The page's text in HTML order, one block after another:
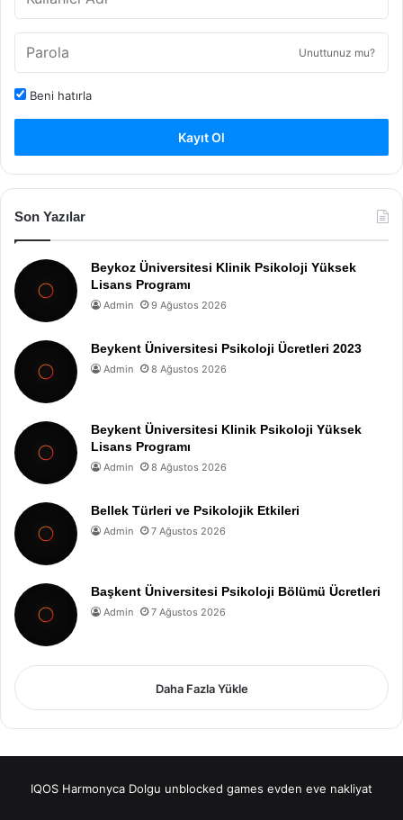
Unuttunuz mu?
Beni hatırla
Kayıt Ol
Son Yazılar
Beykoz Üniversitesi Klinik Psikoloji Yüksek
Lisans Programı
Admin 9 Ağustos 2026
Beykent Üniversitesi Psikoloji Ücretleri 2023
Admin 8 Ağustos 2026
Beykent Üniversitesi Klinik Psikoloji Yüksek
Lisans Programı
Admin 8 Ağustos 2026
Bellek Türleri ve Psikolojik Etkileri
Admin 7 Ağustos 2026
Başkent Üniversitesi Psikoloji Bölümü Ücretleri
Admin 7 Ağustos 2026
Daha Fazla Yükle
IQOS Harmonyca Dolgu unblocked games evden eve nakliyat